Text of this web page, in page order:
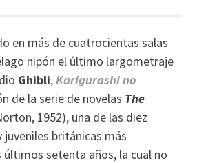
en más de cuatrocientas salas
nipón el último largometraje
Ghibli,Karigurashi no
de la serie de novelas The
1952), una de las diez
británicas más
setenta años, la cual no